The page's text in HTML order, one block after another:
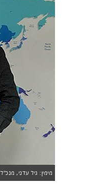
מימין: גיל עדני, מנכ"ל HackerU, ואיתי בר נחום, המשנה למנכ"ל, מציגים את פריסת החברה בעולם. צילום: פלי הנמר